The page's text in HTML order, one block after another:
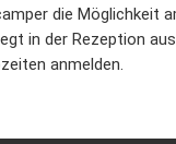
die Möglichkeit
in der Rezeption
anmelden.